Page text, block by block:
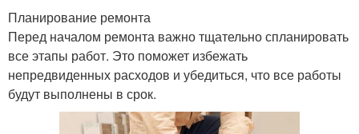
Планирование ремонта
Перед началом ремонта важно тщательно спланировать
все этапы работ. Это поможет избежать
непредвиденных расходов и убедиться, что все работы
будут выполнены в срок.